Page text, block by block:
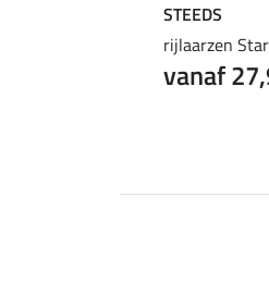
STEEDS
rijlaarzen
vanaf